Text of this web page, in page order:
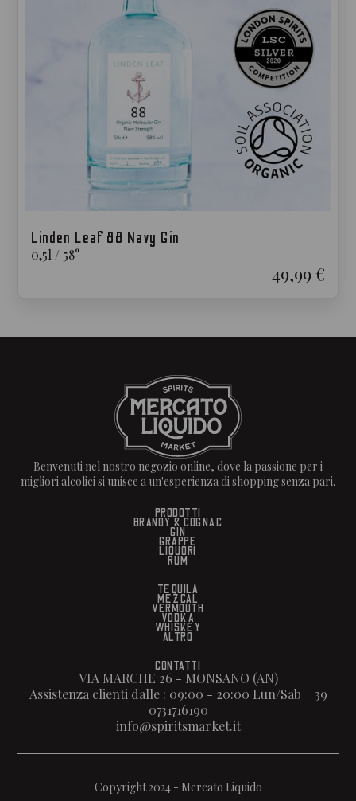
Linden Leaf 88 Navy Gin
0,5l / 58°
49,99 €
Benvenuti nel nostro negozio online, dove la passione per i
migliori alcolici si unisce a un'esperienza di shopping senza pari.
CONTATTI
VIA MARCHE 26 - MONSANO (AN)
Assistenza clienti dalle : 09:00 - 20:00 Lun/Sab +39
0731716190
info@spiritsmarket.it
PRODOTTI
BRANDY & COGNAC
GIN
GRAPPE
LIQUORI
RUM
TEQUILA
MEZCAL
VERMOUTH
VODKA
WHISKEY
ALTRO
Copyright 2024 - Mercato Liquido